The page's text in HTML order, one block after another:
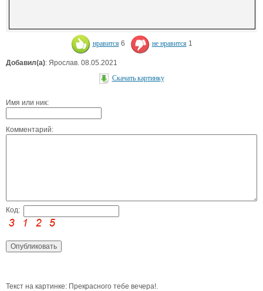
нравится 6 не нравится 1
Добавил(а): Ярослав. 08.05.2021
Скачать картинку
Имя или ник:
Комментарий:
Код:
Текст на картинке: Прекрасного тебе вечера!.